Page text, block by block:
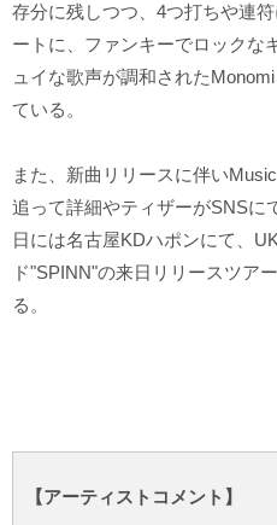
存分に残しつつ、4つ打ちや連
ートに、ファンキーでロックな
ュイな歌声が調和された
ている。
また、新曲リリースに伴い
追って詳細やティザーがSNSに
日には名古屋KDハポンにて、
ド"SPINN"の来日リリースツア
る。
【アーティストコメント】